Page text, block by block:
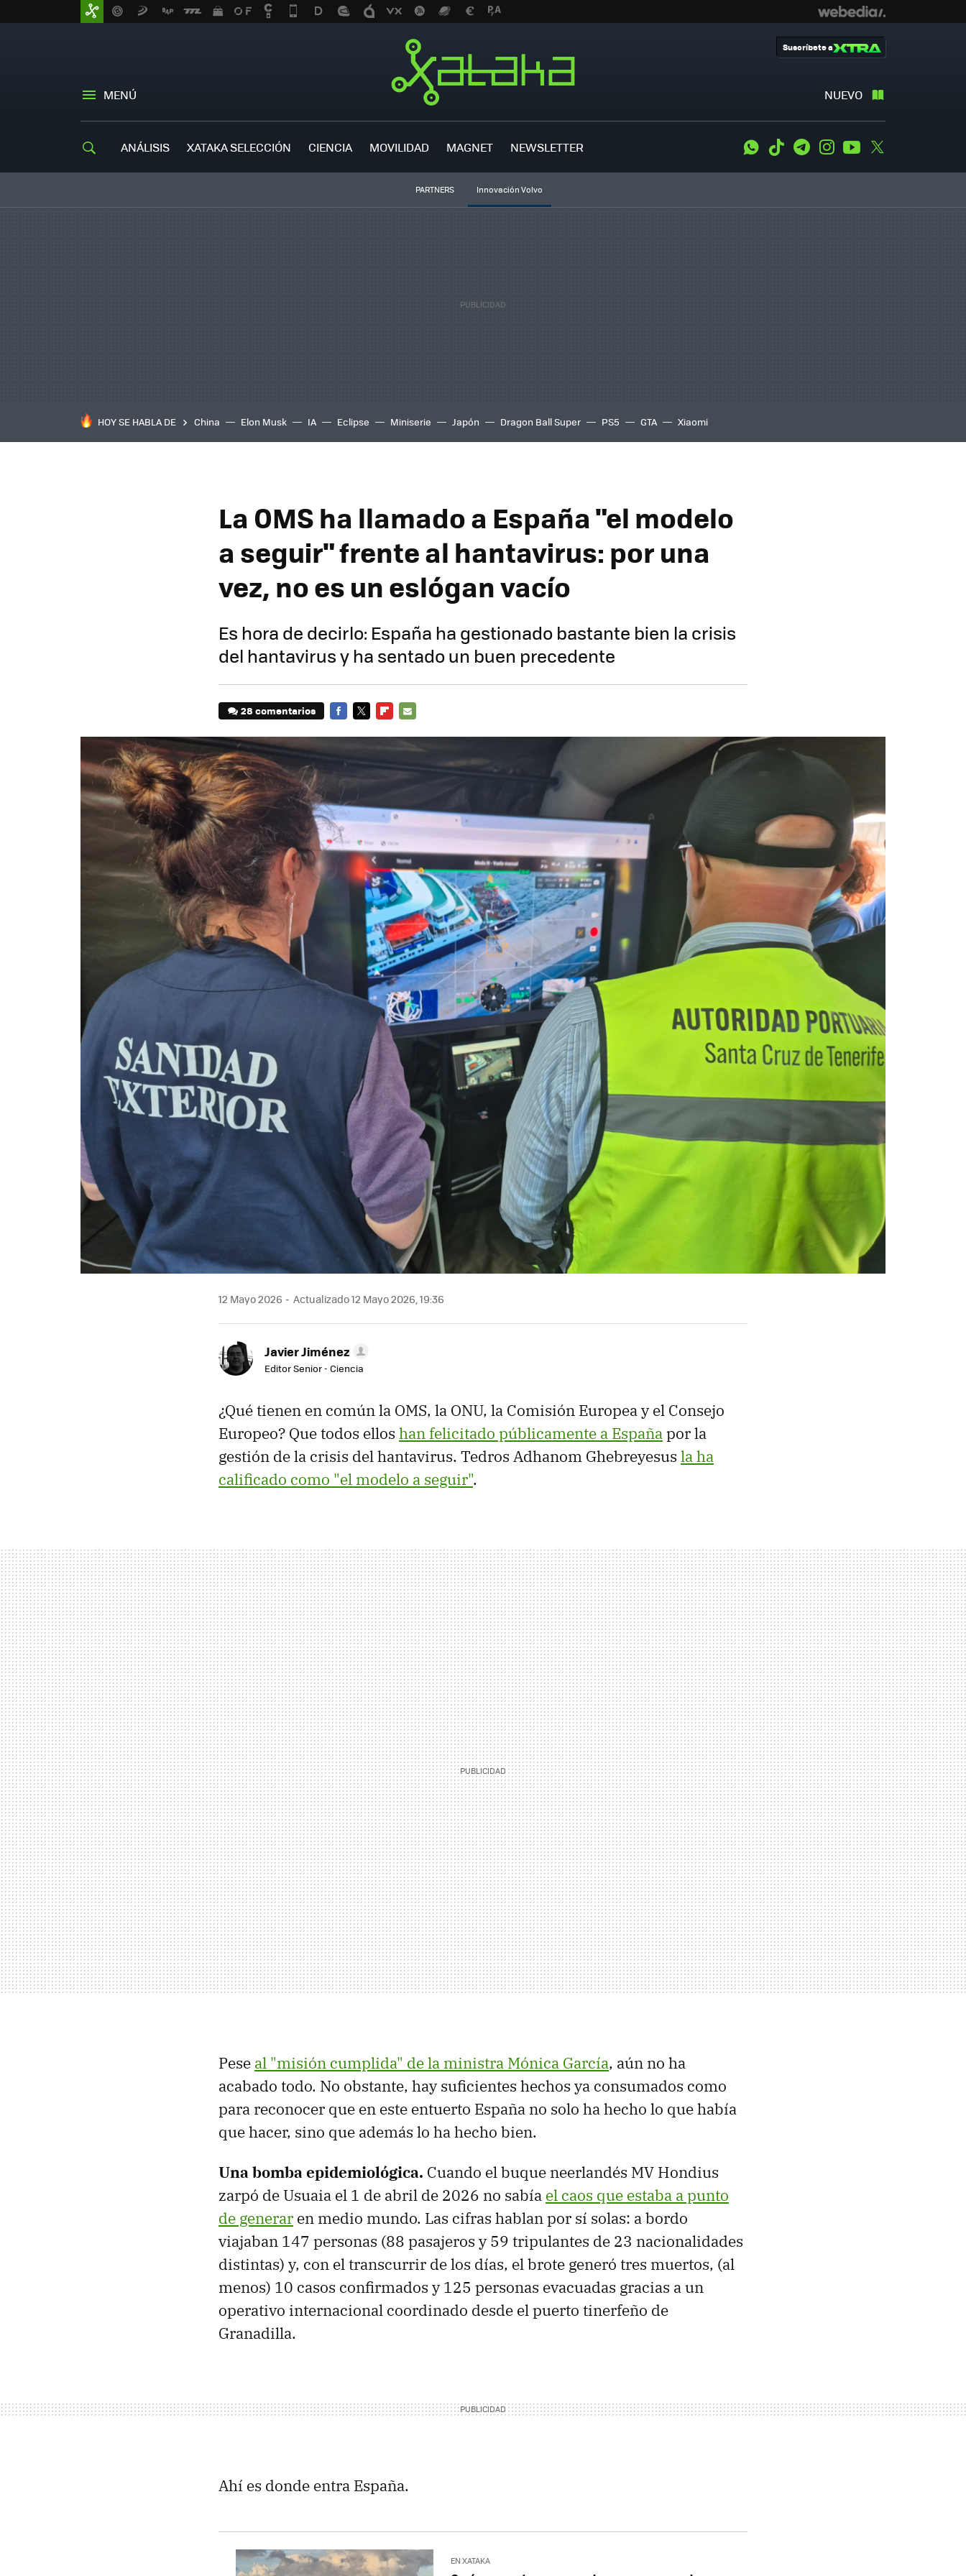
MENÚ NUEVO
Suscríbete a
ANÁLISIS XATAKA SELECCIÓN CIENCIA MOVILIDAD MAGNET NEWSLETTER WhatsApp
Tiktok TelegramInstagramYoutube
PARTNERS Innovación Volvo
HOY SE HABLA DE China Elon Musk IA Eclipse Miniserie Japón Dragon Ball Super PS5 GTA Xiaomi
La OMS ha llamado a España "el modelo
a seguir" frente al hantavirus: por una
vez, no es un eslógan vacío
Es hora de decirlo: España ha gestionado bastante bien la crisis
del hantavirus y ha sentado un buen precedente
28 comentarios
MAIL
12 Mayo 2026 Actualizado 12 Mayo 2026, 19:36
Javier Jiménez
Editor Senior - Ciencia
¿Qué tienen en común la OMS, la ONU, la Comisión Europea y el Consejo
Europeo? Que todos ellos han felicitado públicamente a Españapor la
gestión de la crisis del hantavirus. Tedros Adhanom Ghebreyesus la ha
calificado como "el modelo a seguir".
Pese al "misión cumplida" de la ministra Mónica García, aún no ha
acabado todo. No obstante, hay suficientes hechos ya consumados como
para reconocer que en este entuerto España no solo ha hecho lo que había
que hacer, sino que además lo ha hecho bien.
Una bomba epidemiológica. Cuando el buque neerlandés MV Hondius
zarpó de Usuaia el 1 de abril de 2026 no sabía el caos que estaba a punto
de generar en medio mundo. Las cifras hablan por sí solas: a bordo
viajaban 147 personas (88 pasajeros y 59 tripulantes de 23 nacionalidades
distintas) y, con el transcurrir de los días, el brote generó tres muertos, (al
menos) 10 casos confirmados y 125 personas evacuadas gracias a un
operativo internacional coordinado desde el puerto tinerfeño de
Granadilla.
Ahí es donde entra España.
EN XATAKA